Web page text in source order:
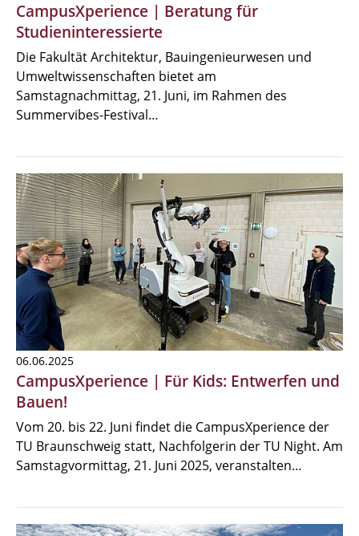
CampusXperience | Beratung für
Studieninteressierte
Die Fakultät Architektur, Bauingenieurwesen und
Umweltwissenschaften bietet am
Samstagnachmittag, 21. Juni, im Rahmen des
Summervibes-Festival…
06.06.2025
CampusXperience | Für Kids: Entwerfen und
Bauen!
Vom 20. bis 22. Juni findet die CampusXperience der
TU Braunschweig statt, Nachfolgerin der TU Night. Am
Samstagvormittag, 21. Juni 2025, veranstalten…